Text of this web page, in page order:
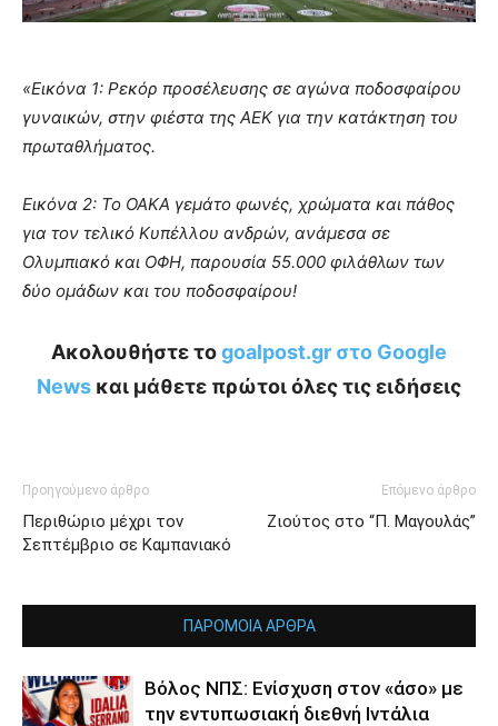
«Εικόνα 1: Ρεκόρ προσέλευσης σε αγώνα ποδοσφαίρου
γυναικών, στην φιέστα της ΑΕΚ για την κατάκτηση του
πρωταθλήματος.
Εικόνα 2: Το ΟΑΚΑ γεμάτο φωνές, χρώματα και πάθος
για τον τελικό Κυπέλλου ανδρών, ανάμεσα σε
Ολυμπιακό και ΟΦΗ, παρουσία 55.000 φιλάθλων των
δύο ομάδων και του ποδοσφαίρου!
Ακολουθήστε τοgoalpost.gr στο Google
News και μάθετε πρώτοι όλες τις ειδήσεις
Προηγούμενο άρθρο
Περιθώριο μέχρι τον
Σεπτέμβριο σε Καμπανιακό
Επόμενο άρθρο
Ζιούτος στο “Π. Μαγουλάς”
ΠΑΡΟΜΟΙΑ ΑΡΘΡΑ
Βόλος ΝΠΣ: Ενίσχυση στον «άσο» με
την εντυπωσιακή διεθνή Ιντάλια